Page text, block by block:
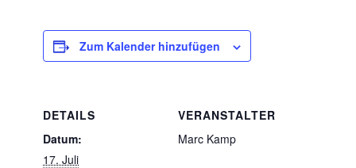
Zum Kalender hinzufügen
DETAILS
Datum:
17. Juli
VERANSTALTER
Marc Kamp